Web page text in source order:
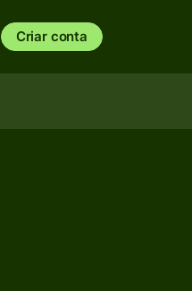
Criar conta